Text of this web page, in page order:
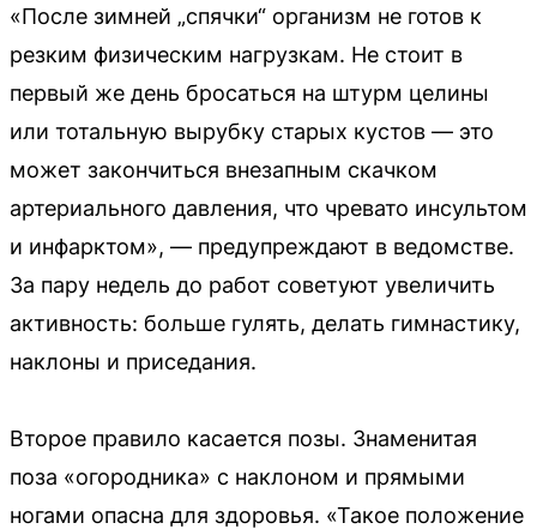
«После зимней „спячки“ организм не готов к
резким физическим нагрузкам. Не стоит в
первый же день бросаться на штурм целины
или тотальную вырубку старых кустов — это
может закончиться внезапным скачком
артериального давления, что чревато инсультом
и инфарктом», — предупреждают в ведомстве.
За пару недель до работ советуют увеличить
активность: больше гулять, делать гимнастику,
наклоны и приседания.
Второе правило касается позы. Знаменитая
поза «огородника» с наклоном и прямыми
ногами опасна для здоровья. «Такое положение